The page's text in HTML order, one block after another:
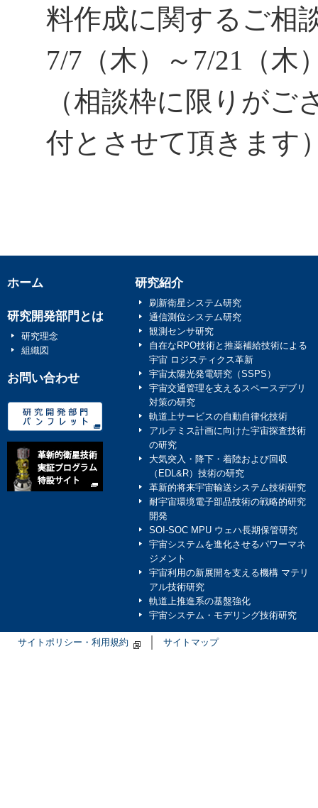
料作成に関するご相
7/7（木）～7/21（木
（相談枠に限りが
付とさせて頂きます
ホーム
研究開発部門とは
研究理念
組織図
お問い合わせ
研究紹介
刷新衛星システム研究
通信測位システム研究
観測センサ研究
自在なRPO技術と推薬補給技術による
宇宙 ロジスティクス革新
宇宙太陽光発電研究（SSPS）
宇宙交通管理を支えるスペースデブリ
対策の研究
軌道上サービスの自動自律化技術
アルテミス計画に向けた宇宙探査技術
の研究
大気突入・降下・着陸および回収
（EDL&R）技術の研究
革新的将来宇宙輸送システム技術研究
耐宇宙環境電子部品技術の戦略的研究
開発
SOI-SOC MPU ウェハ長期保管研究
宇宙システムを進化させるパワーマネ
ジメント
宇宙利用の新展開を支える機構 マテリ
アル技術研究
軌道上推進系の基盤強化
宇宙システム・モデリング技術研究
サイトポリシー・利用規約 サイトマップ